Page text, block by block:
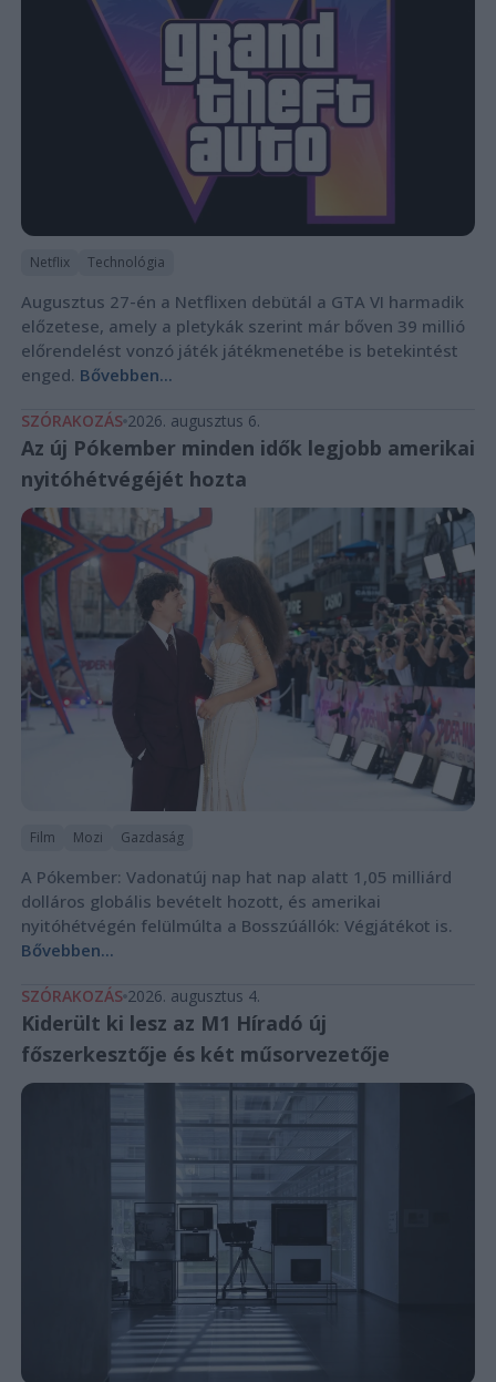
Netflix Technológia
Augusztus 27-én a Netflixen debütál a GTA VI harmadik
előzetese, amely a pletykák szerint már bőven 39 millió
előrendelést vonzó játék játékmenetébe is betekintést
enged. Bővebben...
SZÓRAKOZÁS 2026. augusztus 6.
Az új Pókember minden idők legjobb amerikai
nyitóhétvégéjét hozta
Film Mozi Gazdaság
A Pókember: Vadonatúj nap hat nap alatt 1,05 milliárd
dolláros globális bevételt hozott, és amerikai
nyitóhétvégén felülmúlta a Bosszúállók: Végjátékot is.
Bővebben...
SZÓRAKOZÁS 2026. augusztus 4.
Kiderült ki lesz az M1 Híradó új
főszerkesztője és két műsorvezetője